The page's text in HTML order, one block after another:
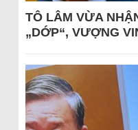
TÔ LÂM VỪA
„DỚP“, VƯỢNG